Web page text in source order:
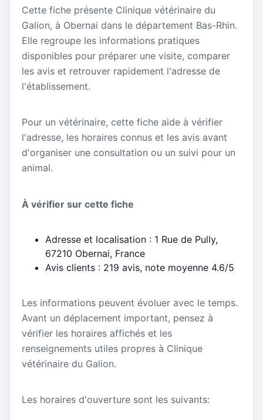
Cette fiche présente Clinique vétérinaire du
Galion, à Obernai dans le département Bas-Rhin.
Elle regroupe les informations pratiques
disponibles pour préparer une visite, comparer
les avis et retrouver rapidement l'adresse de
l'établissement.
Pour un vétérinaire, cette fiche aide à vérifier
l'adresse, les horaires connus et les avis avant
d'organiser une consultation ou un suivi pour un
animal.
À vérifier sur cette fiche
Adresse et localisation : 1 Rue de Pully,
67210 Obernai, France
Avis clients : 219 avis, note moyenne 4.6/5
Les informations peuvent évoluer avec le temps.
Avant un déplacement important, pensez à
vérifier les horaires affichés et les
renseignements utiles propres à Clinique
vétérinaire du Galion.
Les horaires d'ouverture sont les suivants: